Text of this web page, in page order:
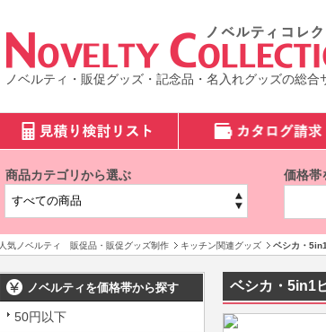
ノベルティ・販促グッズ・記念品・名入れグッズの総合
商品カテゴリから選ぶ 価格帯
人気ノベルティ 販促品・販促グッズ制作 キッチン関連グッズ ベシカ・
ノベルティを価格帯から探す
50円以下
ベシカ・5in1